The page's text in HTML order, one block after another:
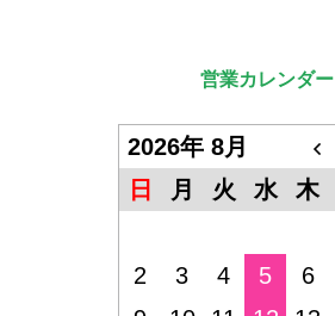
営業カレンダー
2026年 8月
日
月 火 水 木
2
3 4 5 6